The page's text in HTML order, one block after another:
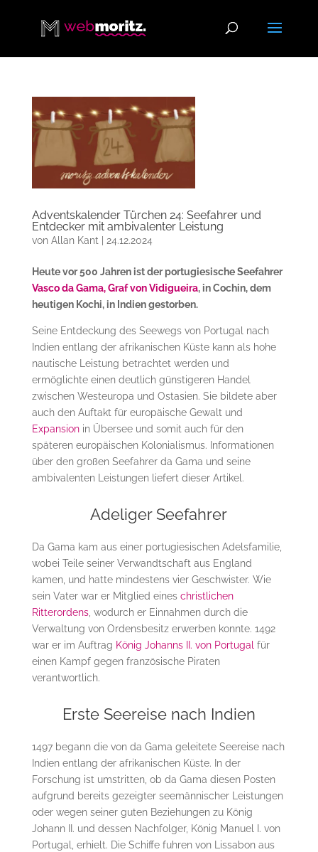
Adventskalender Türchen 24: Seefahrer und
Entdecker mit ambivalenter Leistung
von Allan Kant| 24.12.2024
Heute vor 500 Jahren ist der portugiesische Seefahrer
Vasco da Gama, Graf von Vidigueira, in Cochin, dem
heutigen Kochi, in Indien gestorben.
Seine Entdeckung des Seewegs von Portugal nach
Indien entlang der afrikanischen Küste kann als hohe
nautische Leistung betrachtet werden und
ermöglichte einen deutlich günstigeren Handel
zwischen Westeuropa und Ostasien. Sie bildete aber
auch den Auftakt für europäische Gewalt und
Expansionin Übersee und somit auch für den
späteren europäischen Kolonialismus. Informationen
über den großen Seefahrer da Gama und seine
ambivalenten Leistungen liefert dieser Artikel.
Adeliger Seefahrer
Da Gama kam aus einer portugiesischen Adelsfamilie,
wobei Teile seiner Verwandtschaft aus England
kamen, und hatte mindestens vier Geschwister. Wie
sein Vater war er Mitglied eines christlichen
Ritterordens, wodurch er Einnahmen durch die
Verwaltung von Ordensbesitz erwerben konnte. 1492
war er im Auftrag König Johanns II. von Portugalfür
einen Kampf gegen französische Piraten
verantwortlich.
Erste Seereise nach Indien
1497 begann die von da Gama geleitete Seereise nach
Indien entlang der afrikanischen Küste. In der
Forschung ist umstritten, ob da Gama diesen Posten
aufgrund bereits gezeigter seemännischer Leistungen
oder wegen seiner guten Beziehungen zu König
Johann II. und dessen Nachfolger, König Manuel I. von
Portugal, erhielt. Die Schiffe fuhren von Lissabon aus